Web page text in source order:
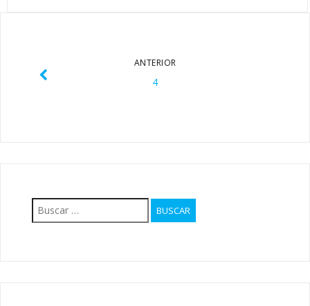
ANTERIOR
4
Buscar: